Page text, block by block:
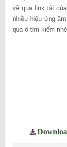
về qua link tải
nhiều hiệu ứng
qua ô tìm kiếm